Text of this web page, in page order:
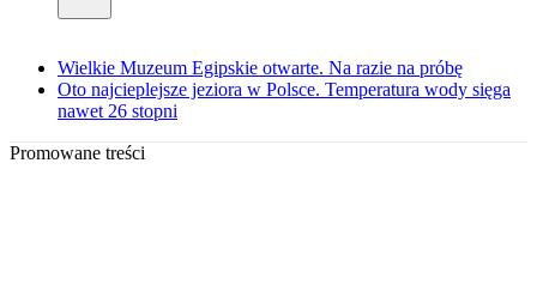
Wielkie Muzeum Egipskie otwarte. Na razie na próbę
Oto najcieplejsze jeziora w Polsce. Temperatura wody sięga
nawet 26 stopni
Promowane treści